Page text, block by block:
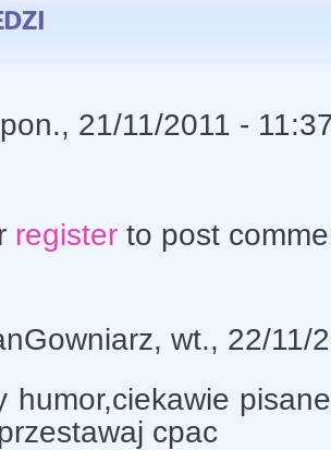
21/11/2011 -
registerto post
, wt., 22/11/
humor,ciekawie
cpac